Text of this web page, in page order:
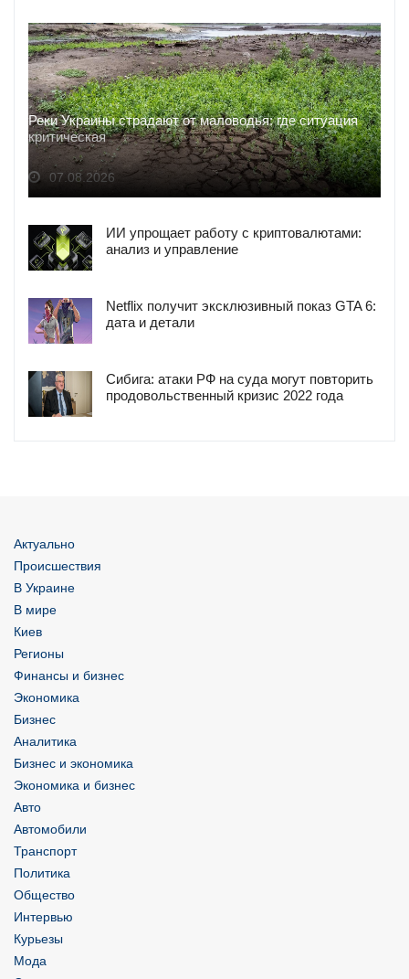
Реки Украины страдают от маловодья: где ситуация
критическая
07.08.2026
ИИ упрощает работу с криптовалютами:
анализ и управление
Netflix получит эксклюзивный показ GTA 6:
дата и детали
Сибига: атаки РФ на суда могут повторить
продовольственный кризис 2022 года
Актуально
Происшествия
В Украине
В мире
Киев
Регионы
Финансы и бизнес
Экономика
Бизнес
Аналитика
Бизнес и экономика
Экономика и бизнес
Авто
Автомобили
Транспорт
Политика
Общество
Интервью
Курьезы
Мода